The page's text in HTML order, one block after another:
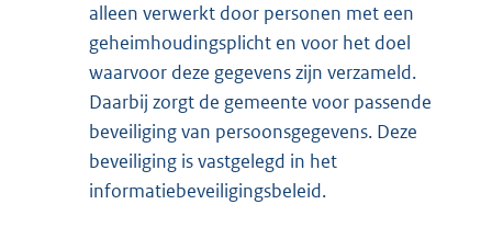
alleen verwerkt door personen met een
geheimhoudingsplicht en voor het doel
waarvoor deze gegevens zijn verzameld.
Daarbij zorgt de gemeente voor passende
beveiliging van persoonsgegevens. Deze
beveiliging is vastgelegd in het
informatiebeveiligingsbeleid.